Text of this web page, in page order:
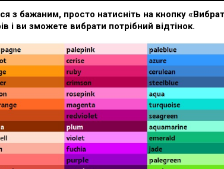
з бажаним, просто натисніть на кнопку
і ви зможете вибрати потрібний відтінок.